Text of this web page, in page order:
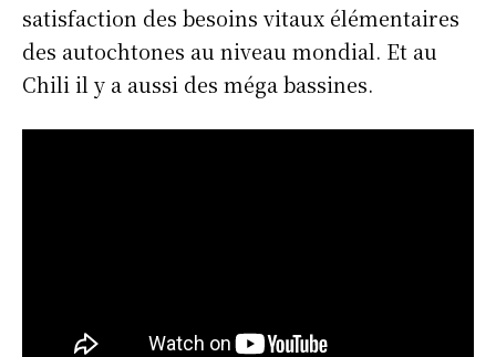
satisfaction des besoins vitaux élémentaires
des autochtones au niveau mondial. Et au
Chili il y a aussi des méga bassines.